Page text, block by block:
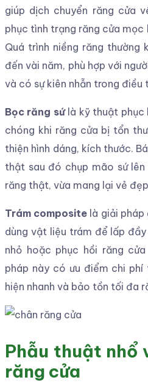
giúp dịch chuyển răng cửa
phục tình trạng răng cửa mọc
Quá trình niềng răng thường
đến vài năm, phù hợp với
và có sự kiên nhẫn trong điều
Bọc răng sứlà kỹ thuật phục
chóng khi răng cửa bị tổn
thiện hình dáng, kích thước.
thật sau đó chụp mão sứ
răng thật, vừa mang lại vẻ
Trám composite là giải
dùng vật liệu trám để lấp
nhỏ hoặc phục hồi răng
pháp này có ưu điểm chi
hiện nhanh và bảo tồn tối đa
Phẫu thuật nhổ
răng cửa